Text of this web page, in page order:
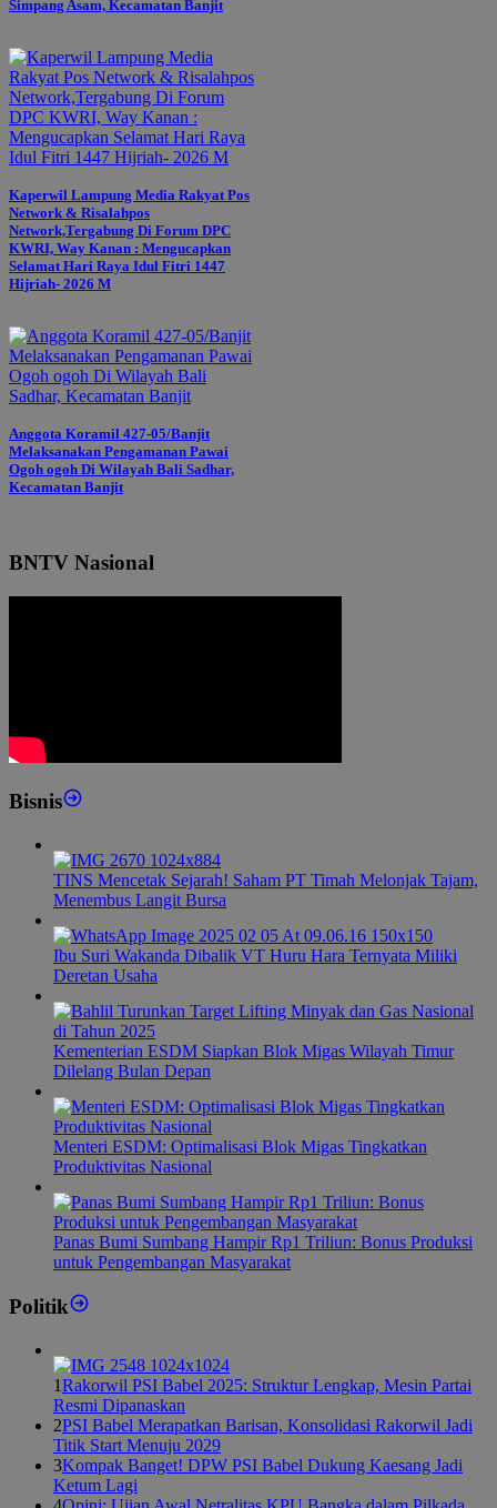
Simpang Asam, Kecamatan Banjit
Kaperwil Lampung Media Rakyat Pos
Network & Risalahpos
Network,Tergabung Di Forum DPC
KWRI, Way Kanan : Mengucapkan
Selamat Hari Raya Idul Fitri 1447
Hijriah- 2026 M
Anggota Koramil 427-05/Banjit
Melaksanakan Pengamanan Pawai
Ogoh ogoh Di Wilayah Bali Sadhar,
Kecamatan Banjit
BNTV Nasional
Bisnis
TINS Mencetak Sejarah! Saham PT Timah Melonjak Tajam,
Menembus Langit Bursa
Ibu Suri Wakanda Dibalik VT Huru Hara Ternyata Miliki
Deretan Usaha
Kementerian ESDM Siapkan Blok Migas Wilayah Timur
Dilelang Bulan Depan
Menteri ESDM: Optimalisasi Blok Migas Tingkatkan
Produktivitas Nasional
Panas Bumi Sumbang Hampir Rp1 Triliun: Bonus Produksi
untuk Pengembangan Masyarakat
Politik
1Rakorwil PSI Babel 2025: Struktur Lengkap, Mesin Partai
Resmi Dipanaskan
2PSI Babel Merapatkan Barisan, Konsolidasi Rakorwil Jadi
Titik Start Menuju 2029
3Kompak Banget! DPW PSI Babel Dukung Kaesang Jadi
Ketum Lagi